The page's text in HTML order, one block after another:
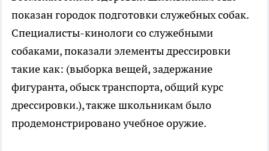
показан городок подготовки служебных собак.
Специалисты-кинологи со служебными
собаками, показали элементы дрессировки
такие как: (выборка вещей, задержание
фигуранта, обыск транспорта, общий курс
дрессировки.), также школьникам было
продемонстрировано учебное оружие.